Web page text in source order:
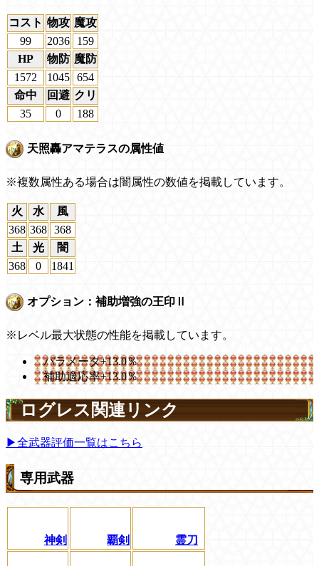
コスト 物攻 魔攻
99
2036
159
HP
物防 魔防
1572
1045 654
命中
回避 クリ
35
0 188
天照轟アマテラスの属性値
※複数属性ある場合は闇属性の数値を掲載しています。
火 水
風
368 368 368
土
光
闇
368
0 1841
オプション：補助増強の王印Ⅱ
※レベル最大状態の性能を掲載しています。
パラメータ+13.0％
補助適応率+13.0％
ログレス関連リンク
▶全武器評価一覧はこちら
専用武器
神剣 覇剣 霊刀